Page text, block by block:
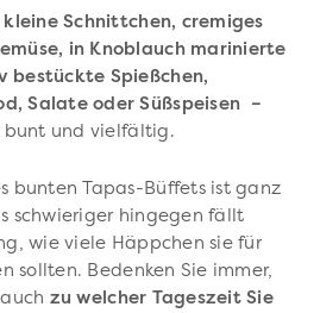
Schnittchen, cremiges
in Knoblauch marinierte
bestückte Spießchen,
Salate oder Süßspeisen –
bunt und vielfältig.
bunten Tapas-Büffets ist ganz
schwieriger hingegen fällt
wie viele Häppchen sie für
sollten. Bedenken Sie immer,
zu welcher Tageszeit Sie